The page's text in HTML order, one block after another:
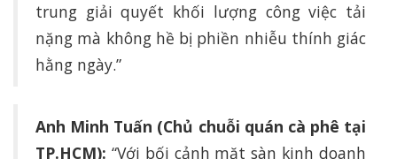
trung giải quyết khối lượng công việc tải
nặng mà không hề bị phiền nhiễu thính giác
hằng ngày.”
Anh Minh Tuấn (Chủ chuỗi quán cà phê tại
TP.HCM): “Với bối cảnh mặt sàn kinh doanh